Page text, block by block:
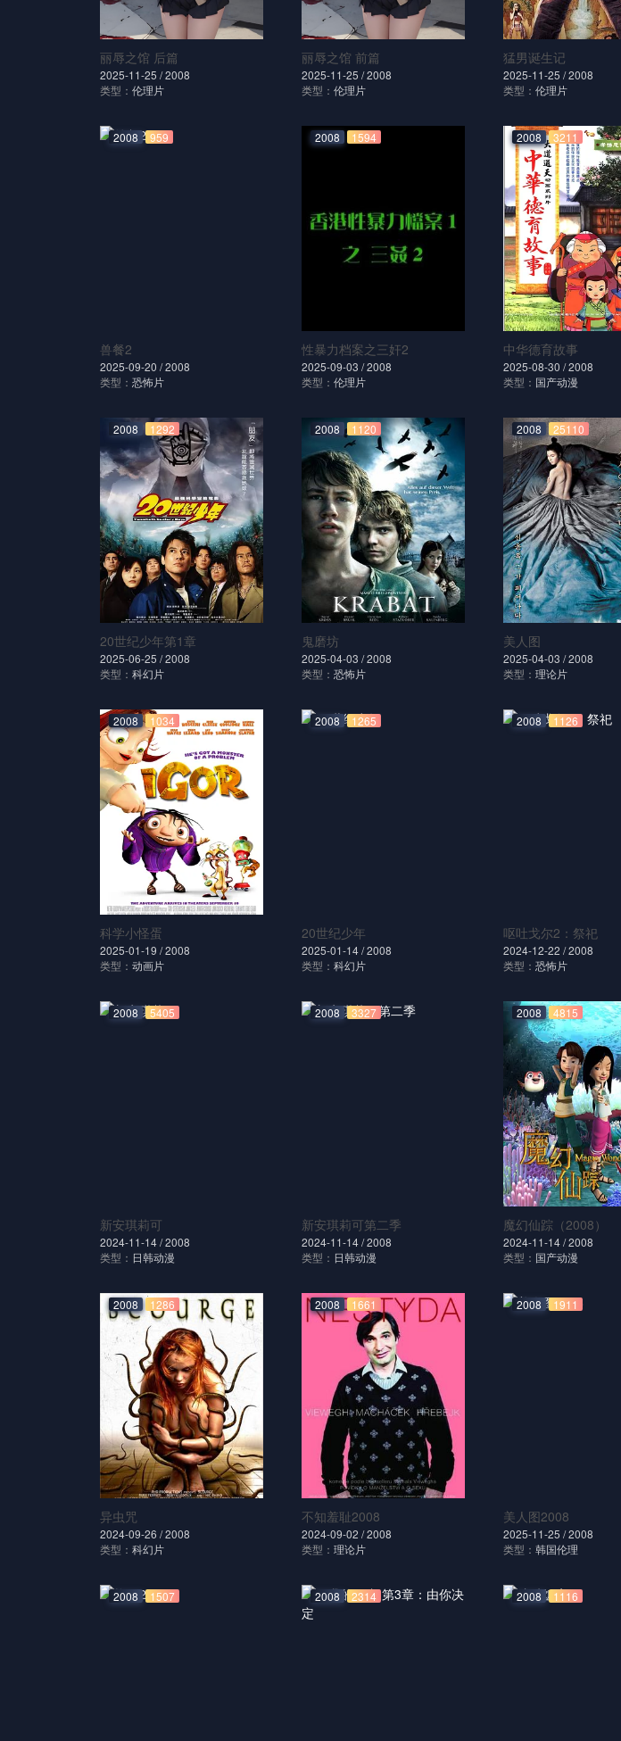
丽辱之馆 后篇
2025-11-25 /2008
类型： 伦理片
丽辱之馆 前篇
2025-11-25 /2008
类型： 伦理片
猛男诞生记
2025-11-25 /2008
类型： 伦理片
2008 959
兽餐2
2025-09-20 /2008
类型： 恐怖片
2008 1594
性暴力档案之三奸2
2025-09-03 /2008
类型： 伦理片
2008 3211
中华德育故事
2025-08-30 /2008
类型： 国产动漫
2008 1292
20世纪少年第1章
2025-06-25 /2008
类型： 科幻片
2008 1120
鬼磨坊
2025-04-03 /2008
类型： 恐怖片
2008 25110
美人图
2025-04-03 /2008
类型： 理论片
2008 1034
科学小怪蛋
2025-01-19 /2008
类型： 动画片
2008 1265
20世纪少年
2025-01-14 /2008
类型： 科幻片
2008 1126
呕吐戈尔2：祭祀
2024-12-22 /2008
类型： 恐怖片
2008 5405
新安琪莉可
2024-11-14 /2008
类型： 日韩动漫
2008 3327
新安琪莉可第二季
2024-11-14 /2008
类型： 日韩动漫
2008 4815
魔幻仙踪（2008）
2024-11-14 /2008
类型： 国产动漫
2008 1286
异虫咒
2024-09-26 /2008
类型： 科幻片
2008 1661
不知羞耻2008
2024-09-02 /2008
类型： 理论片
2008 1911
美人图2008
2025-11-25 /2008
类型： 韩国伦理
2008 1507 2008 2314 2008 1116